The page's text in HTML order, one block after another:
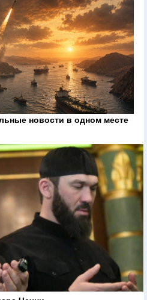
новости в одном месте